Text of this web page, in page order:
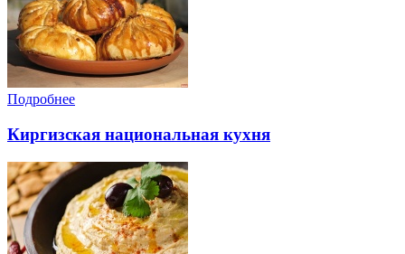
Подробнее
Киргизская национальная кухня